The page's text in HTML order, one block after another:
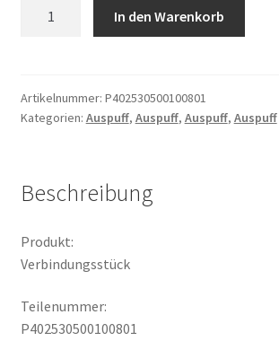
In den Warenkorb
Artikelnummer: P402530500100801
Kategorien: Auspuff, Auspuff, Auspuff, Auspuff
Beschreibung
Produkt:
Verbindungsstück
Teilenummer:
P402530500100801